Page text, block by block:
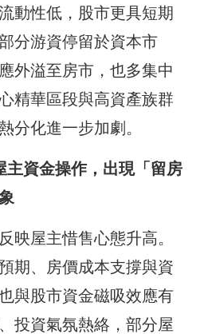
動性低，股市更具短期
分游資停留於資本市
外溢至房市，也多集中
精華區段與高資產族群
分化進一步加劇。
主資金操作，出現「留房
映屋主惜售心態升高。
期、房價成本支撐與資
與股市資金磁吸效應有
投資氣氛熱絡，部分屋